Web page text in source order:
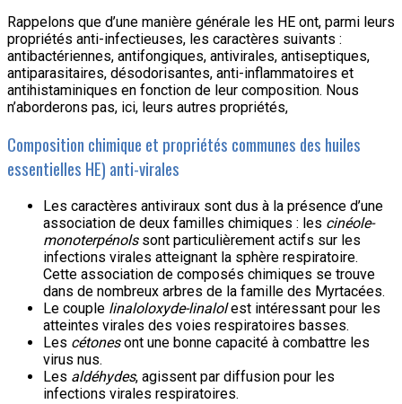
Rappelons que d’une manière générale les HE ont, parmi leurs
propriétés anti-infectieuses, les caractères suivants :
antibactériennes, antifongiques, antivirales, antiseptiques,
antiparasitaires, désodorisantes, anti-inflammatoires et
antihistaminiques en fonction de leur composition. Nous
n’aborderons pas, ici, leurs autres propriétés,
Composition chimique et propriétés communes des huiles
essentielles HE) anti-virales
Les caractères antiviraux sont dus à la présence d’une
association de deux familles chimiques : les cinéole-
monoterpénols sont particulièrement actifs sur les
infections virales atteignant la sphère respiratoire.
Cette association de composés chimiques se trouve
dans de nombreux arbres de la famille des Myrtacées.
Le couple linaloloxyde-linalolest intéressant pour les
atteintes virales des voies respiratoires basses.
Les cétonesont une bonne capacité à combattre les
virus nus.
Les aldéhydes, agissent par diffusion pour les
infections virales respiratoires.